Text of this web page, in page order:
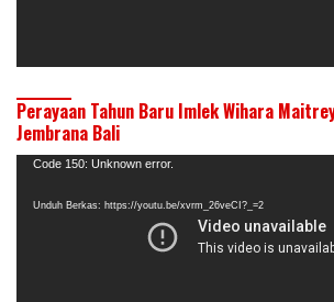
Perayaan Tahun Baru Imlek Wihara
Jembrana Bali
Pemutar
Code 150: Unknown error.
Unduh Berkas: https://youtu.be/xvrm_26veCI?_=2